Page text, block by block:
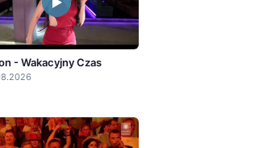
- Wakacyjny Czas